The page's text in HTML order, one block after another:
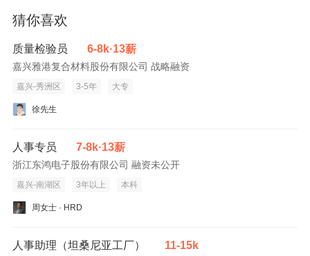
3、有较强的综合协调沟通能力和组织管理能力，有较强的工作
责任感;
4、有较强文案功底和语言表达能力，协调能力、思维敏捷，办
事细心认真。
猜你喜欢
质量检验员 6-8k·13薪
嘉兴雅港复合材料股份有限公司 战略融资
嘉兴-秀洲区 3-5年 大专
徐先生
人事专员 7-8k·13薪
浙江东鸿电子股份有限公司 融资未公开
嘉兴-南湖区 3年以上 本科
周女士 · HRD
人事助理（坦桑尼亚工厂） 11-15k